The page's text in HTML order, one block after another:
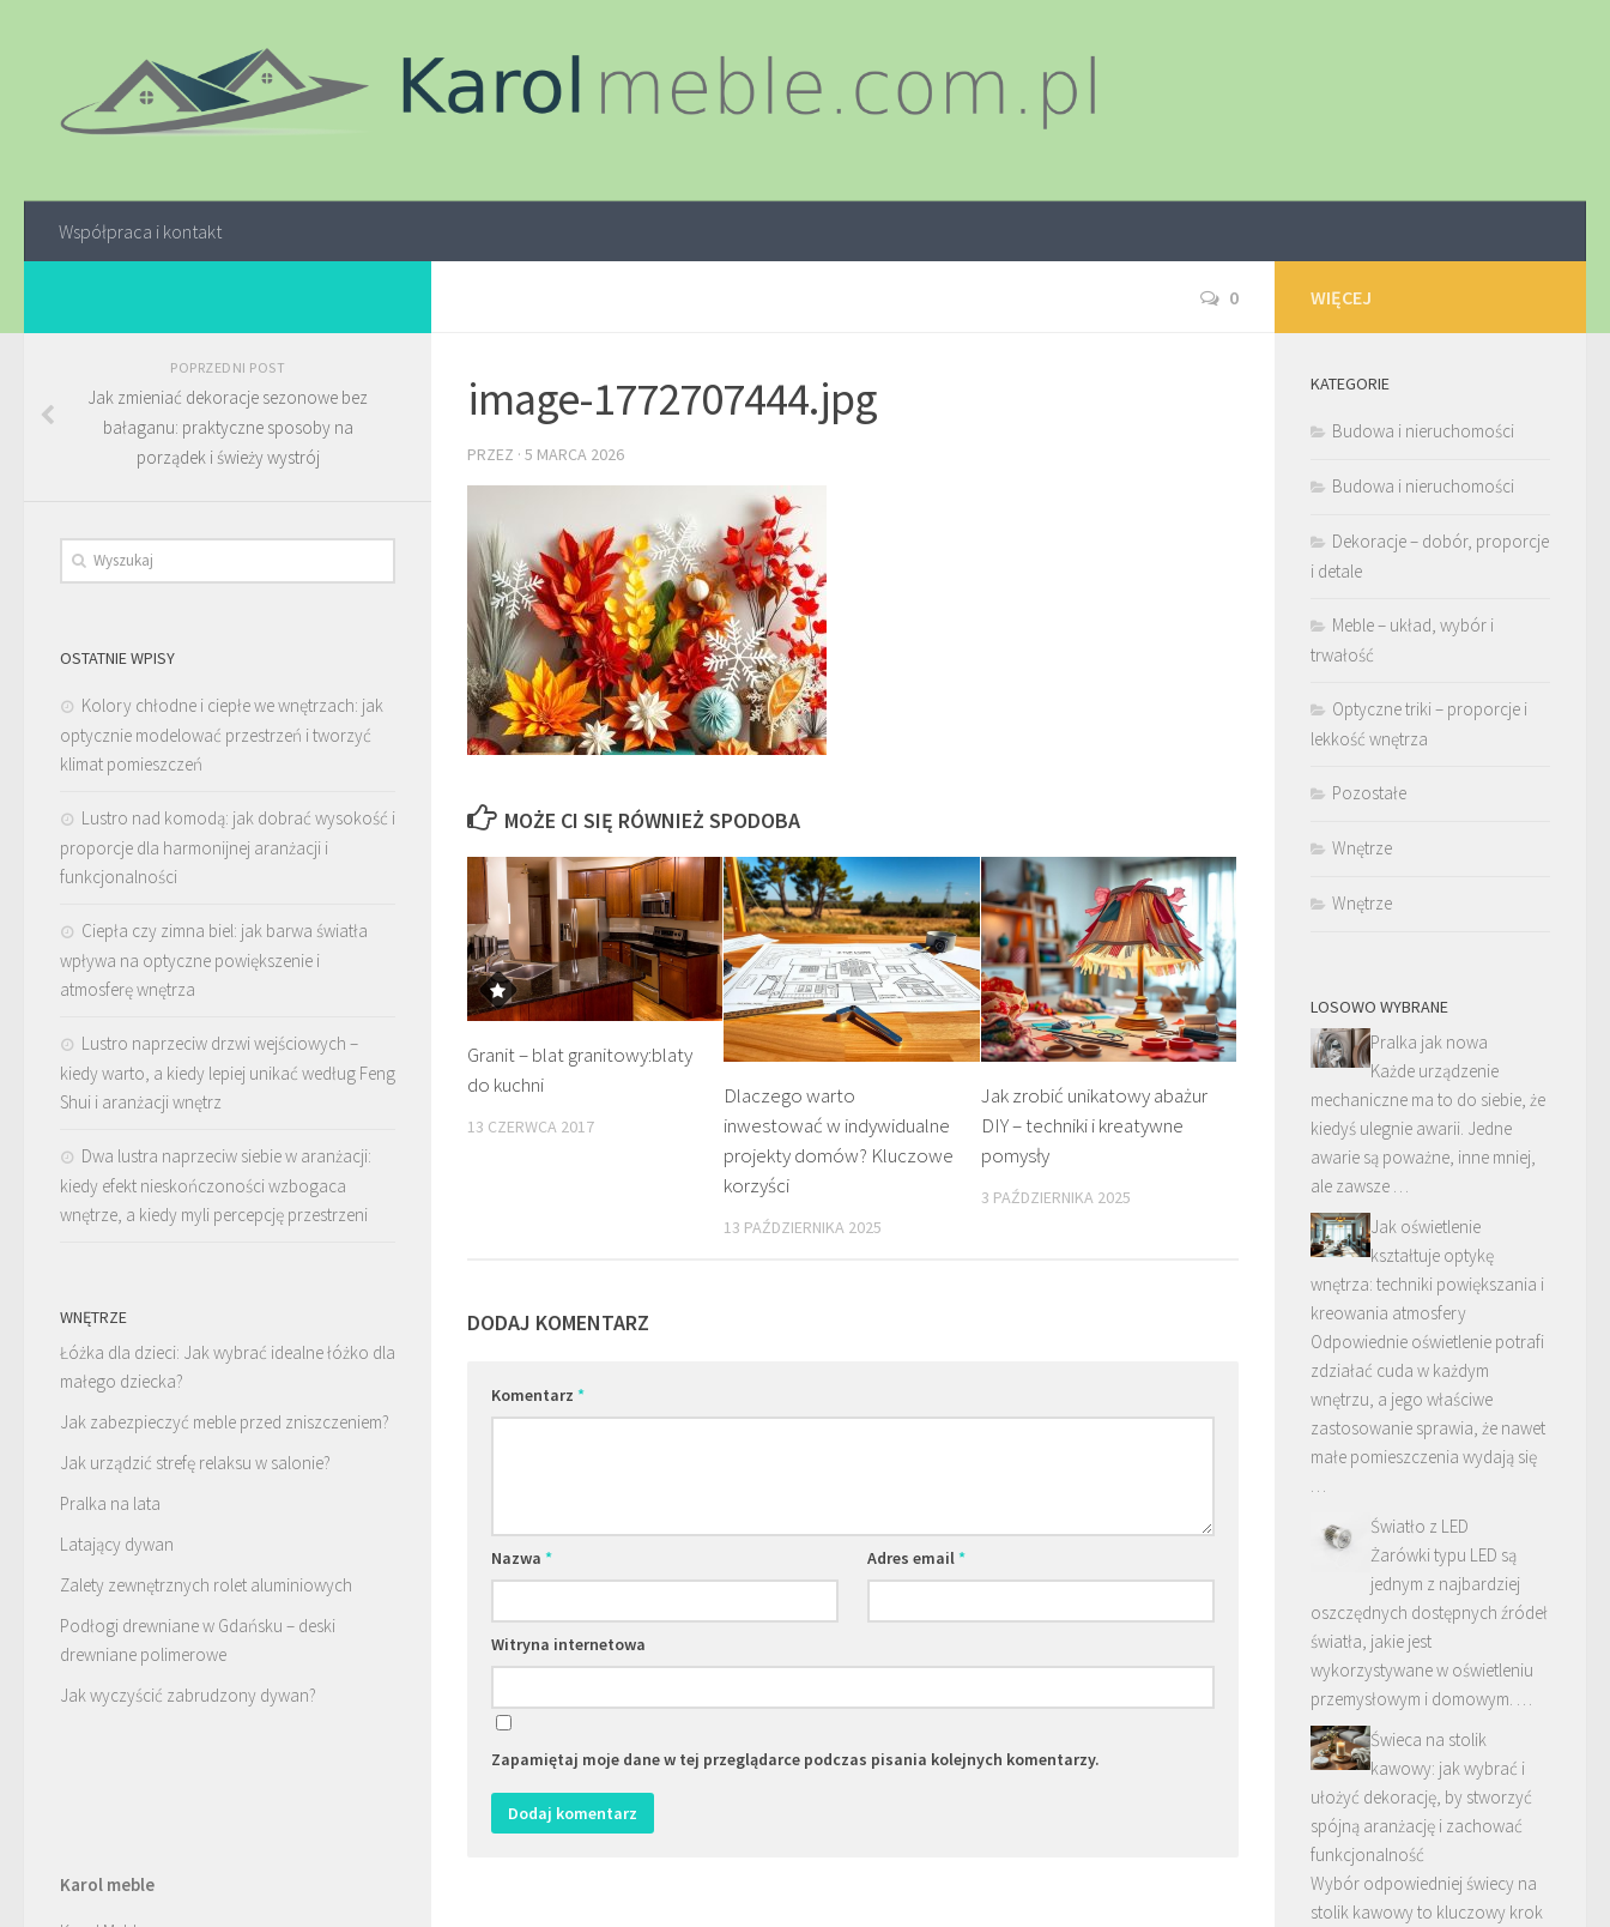
Współpraca i kontakt
0
image-1772707444.jpg
PRZEZ · 5 MARCA 2026
MOŻE CI SIĘ RÓWNIEŻ SPODOBA
Granit – blat granitowy:blaty
do kuchni
13 CZERWCA 2017
Dlaczego warto
inwestować w indywidualne
projekty domów? Kluczowe
korzyści
13 PAŹDZIERNIKA 2025
Jak zrobić unikatowy abażur
DIY – techniki i kreatywne
pomysły
3 PAŹDZIERNIKA 2025
DODAJ KOMENTARZ
Komentarz *
Nazwa * Adres email*
Witryna internetowa
Zapamiętaj moje dane w tej przeglądarce podczas pisania kolejnych komentarzy.
POPRZEDNI POST
Jak zmieniać dekoracje sezonowe bez
bałaganu: praktyczne sposoby na
porządek i świeży wystrój
OSTATNIE WPISY
Kolory chłodne i ciepłe we wnętrzach: jak
optycznie modelować przestrzeń i tworzyć
klimat pomieszczeń
Lustro nad komodą: jak dobrać wysokość i
proporcje dla harmonijnej aranżacji i
funkcjonalności
Ciepła czy zimna biel: jak barwa światła
wpływa na optyczne powiększenie i
atmosferę wnętrza
Lustro naprzeciw drzwi wejściowych –
kiedy warto, a kiedy lepiej unikać według Feng
Shui i aranżacji wnętrz
Dwa lustra naprzeciw siebie w aranżacji:
kiedy efekt nieskończoności wzbogaca
wnętrze, a kiedy myli percepcję przestrzeni
WNĘTRZE
Łóżka dla dzieci: Jak wybrać idealne łóżko dla
małego dziecka?
Jak zabezpieczyć meble przed zniszczeniem?
Jak urządzić strefę relaksu w salonie?
Pralka na lata
Latający dywan
Zalety zewnętrznych rolet aluminiowych
Podłogi drewniane w Gdańsku – deski
drewniane polimerowe
Jak wyczyścić zabrudzony dywan?
Karol meble
WIĘCEJ
KATEGORIE
Budowa i nieruchomości
Budowa i nieruchomości
Dekoracje – dobór, proporcje
i detale
Meble – układ, wybór i
trwałość
Optyczne triki – proporcje i
lekkość wnętrza
Pozostałe
Wnętrze
Wnętrze
LOSOWO WYBRANE
Pralka jak nowa
Każde urządzenie
mechaniczne ma to do siebie, że
kiedyś ulegnie awarii. Jedne
awarie są poważne, inne mniej,
ale zawsze …
Jak oświetlenie
kształtuje optykę
wnętrza: techniki powiększania i
kreowania atmosfery
Odpowiednie oświetlenie potrafi
zdziałać cuda w każdym
wnętrzu, a jego właściwe
zastosowanie sprawia, że nawet
małe pomieszczenia wydają się
…
Światło z LED
Żarówki typu LED są
jednym z najbardziej
oszczędnych dostępnych źródeł
światła, jakie jest
wykorzystywane w oświetleniu
przemysłowym i domowym. …
Świeca na stolik
kawowy: jak wybrać i
ułożyć dekorację, by stworzyć
spójną aranżację i zachować
funkcjonalność
Wybór odpowiedniej świecy na
stolik kawowy to kluczowy krok